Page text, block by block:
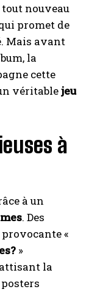
tout nouveau
promet de
Mais avant
la
cette
véritablejeu
à
à un
. Des
«
»
la